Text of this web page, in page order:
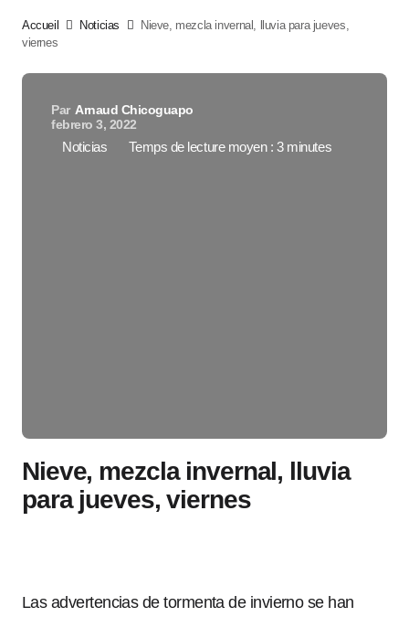
Accueil Noticias
Nieve, mezcla invernal, lluvia para jueves,
viernes
Par Arnaud Chicoguapo
febrero 3, 2022
Noticias Temps de lecture moyen : 3 minutes
Nieve, mezcla invernal, lluvia
para jueves, viernes
Las advertencias de tormenta de invierno se han